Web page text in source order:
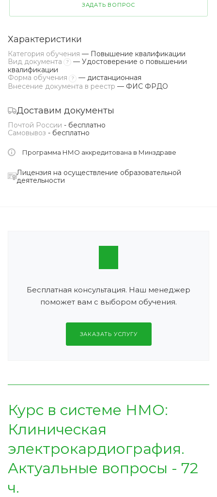
ЗАДАТЬ ВОПРОС
Характеристики
Категория обучения — Повышение квалификации
Вид документа
?
— Удостоверение о повышении
квалификации
Форма обучения
?
— дистанционная
Внесение документа в реестр — ФИС ФРДО
Доставим документы
Почтой России - бесплатно
Самовывоз - бесплатно
Программа НМО аккредитована в Минздраве
Лицензия на осуществление образовательной
деятельности
Бесплатная консультация. Наш менеджер
поможет вам с выбором обучения.
ЗАКАЗАТЬ УСЛУГУ
Курс в системе НМО:
Клиническая
электрокардиография.
Актуальные вопросы - 72
ч.